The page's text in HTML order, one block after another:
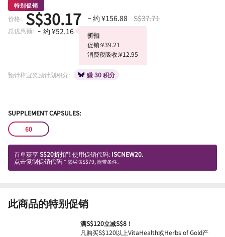
特别促销
价格: S$30.17 ~ 约 ¥156.88 S$37.71
总优惠额: ~ 约 ¥52.16
折扣
促销:¥39.21
消费税吸收:¥12.95
预计樟宜奖励计划积分: 赚 30 积分
SUPPLEMENT CAPSULES:
60
首单获享S$20折扣*! 使用促销代码: ISCNEW20.
点击复制促销代码 * 需买满S$79, 附带条件。
此商品的特别促销
满S$120立减S$8！
凡购买S$120以上VitaHealth或Herbs of Gold产